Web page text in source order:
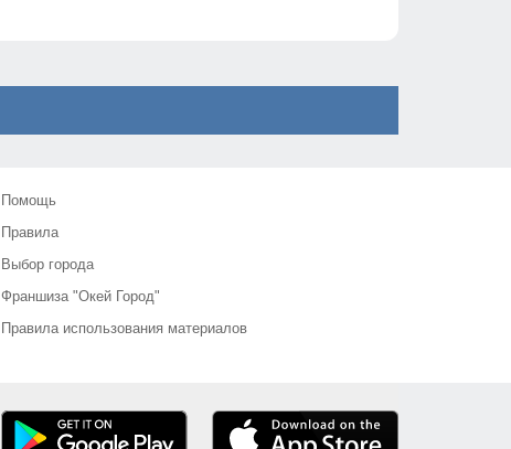
Помощь
Правила
Выбор города
Франшиза "Окей Город"
Правила использования материалов